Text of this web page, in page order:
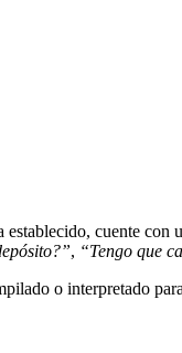
establecido, cuente con
, “Tengo que
o interpretado